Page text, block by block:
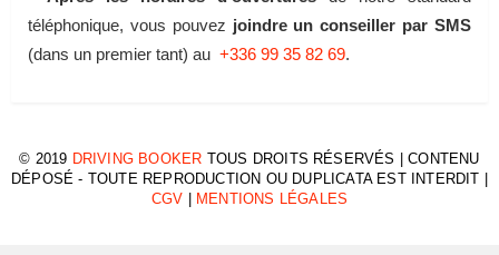
téléphonique, vous pouvez joindre un conseiller par SMS
(dans un premier tant) au +336 99 35 82 69.
© 2019 DRIVING BOOKER TOUS DROITS RÉSERVÉS | CONTENU
DÉPOSÉ - TOUTE REPRODUCTION OU DUPLICATA EST INTERDIT |
CGV
MENTIONS LÉGALES